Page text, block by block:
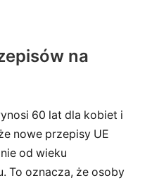
na
60 lat dla kobiet i
nowe przepisy UE
od wieku
To oznacza, że osoby